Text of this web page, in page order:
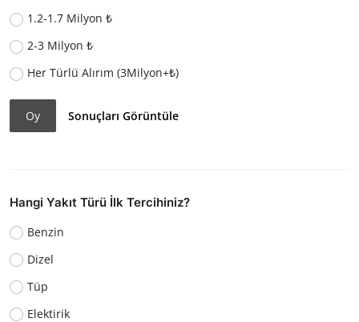
1.2-1.7 Milyon ₺
2-3 Milyon ₺
Her Türlü Alırım (3Milyon+₺)
Oy Sonuçları Görüntüle
Hangi Yakıt Türü İlk Tercihiniz?
Benzin
Dizel
Tüp
Elektirik